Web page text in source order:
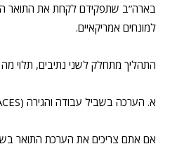
בארה”ב שתפקידם לקחת את התואר
למונחים אמריקאיים.
התהליך מתחלק לשני נתיבים, תלוי
א. הערכה בשביל עבודה והגירה (WES / NACES)
אם אתם צריכים את הערכת התואר